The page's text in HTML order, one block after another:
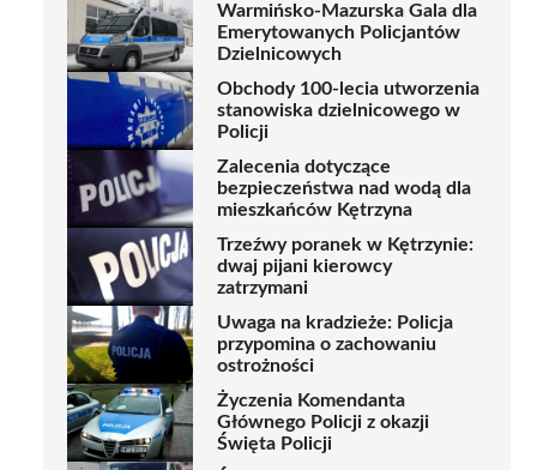
Warmińsko-Mazurska Gala dla
Emerytowanych Policjantów
Dzielnicowych
Obchody 100-lecia utworzenia
stanowiska dzielnicowego w
Policji
Zalecenia dotyczące
bezpieczeństwa nad wodą dla
mieszkańców Kętrzyna
Trzeźwy poranek w Kętrzynie:
dwaj pijani kierowcy
zatrzymani
Uwaga na kradzieże: Policja
przypomina o zachowaniu
ostrożności
Życzenia Komendanta
Głównego Policji z okazji
Święta Policji